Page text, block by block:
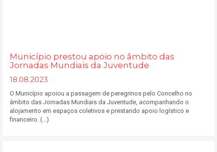
Município prestou apoio no âmbito das
Jornadas Mundiais da Juventude
18.08.2023
O Município apoiou a passagem de peregrinos pelo Concelho no
âmbito das Jornadas Mundiais da Juventude, acompanhando o
alojamento em espaços coletivos e prestando apoio logístico e
financeiro. (...)